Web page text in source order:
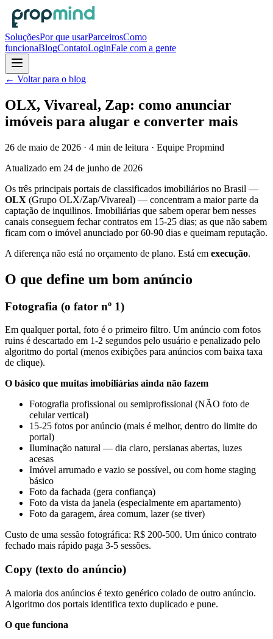
SoluçõesPor que usarParceirosComo
funcionaBlogContatoLoginFale com a gente
← Voltar para o blog
OLX, Vivareal, Zap: como anunciar
imóveis para alugar e converter mais
26 de maio de 2026 · 4 min de leitura · Equipe Propmind
Atualizado em 24 de junho de 2026
Os três principais portais de classificados imobiliários no Brasil —
OLX (Grupo OLX/Zap/Vivareal) — concentram a maior parte da
captação de inquilinos. Imobiliárias que sabem operar bem nesses
canais conseguem fechar contratos em 15-25 dias; as que não sabem
ficam com o imóvel anunciado por 60-90 dias e queimam reputação.
A diferença não está no orçamento de plano. Está em execução.
O que define um bom anúncio
Fotografia (o fator nº 1)
Em qualquer portal, foto é o primeiro filtro. Um anúncio com fotos
ruins é descartado em 1-2 segundos pelo usuário e penalizado pelo
algoritmo do portal (menos exibições para anúncios com baixa taxa
de clique).
O básico que muitas imobiliárias ainda não fazem
Fotografia profissional ou semiprofissional (NÃO foto de
celular vertical)
15-25 fotos por anúncio (mais é melhor, dentro do limite do
portal)
Iluminação natural — dia claro, persianas abertas, luzes
acesas
Imóvel arrumado e vazio se possível, ou com home staging
básico
Foto da fachada (gera confiança)
Foto da vista da janela (especialmente em apartamento)
Foto da garagem, área comum, lazer (se tiver)
Custo de uma sessão fotográfica: R$ 200-500. Um único contrato
fechado mais rápido paga 3-5 sessões.
Copy (texto do anúncio)
A maioria dos anúncios é texto genérico colado de outro anúncio.
Algoritmo dos portais identifica texto duplicado e pune.
O que funciona